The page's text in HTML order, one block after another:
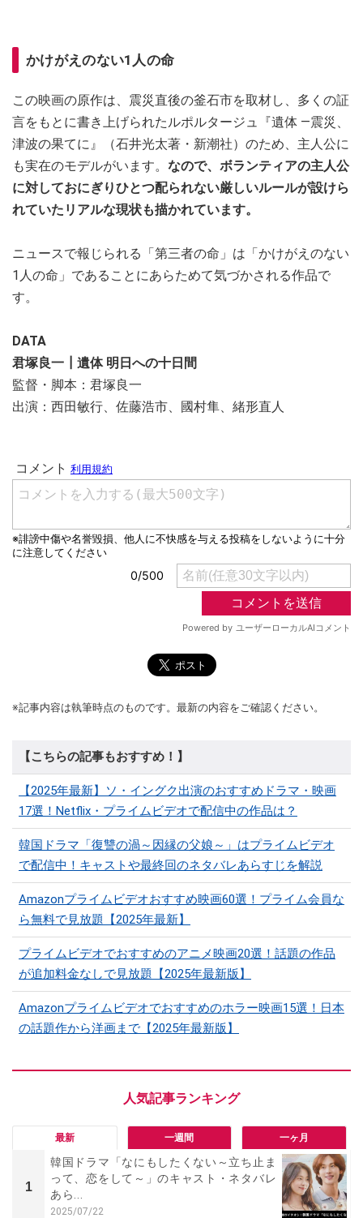
かけがえのない1人の命
この映画の原作は、震災直後の釜石市を取材し、多くの証
言をもとに書き上げられたルポルタージュ『遺体 ―震災、
津波の果てに』（石井光太著・新潮社）のため、主人公に
も実在のモデルがいます。 なので、ボランティアの主人公
に対しておにぎりひとつ配られない厳しいルールが設けら
れていたリアルな現状も描かれています。
ニュースで報じられる「第三者の命」は「かけがえのない
1人の命」であることにあらためて気づかされる作品で
す。
DATA
君塚良一┃遺体 明日への十日間
監督・脚本：君塚良一
出演：西田敏行、佐藤浩市、國村隼、緒形直人
※記事内容は執筆時点のものです。最新の内容をご確認ください。
【こちらの記事もおすすめ！】
【2025年最新】ソ・イングク出演のおすすめドラマ・映画
17選！Netflix・プライムビデオで配信中の作品は？
韓国ドラマ「復讐の渦～因縁の父娘～」はプライムビデオ
で配信中！キャストや最終回のネタバレあらすじを解説
Amazonプライムビデオおすすめ映画60選！プライム会員な
ら無料で見放題【2025年最新】
プライムビデオでおすすめのアニメ映画20選！話題の作品
が追加料金なしで見放題【2025年最新版】
Amazonプライムビデオでおすすめのホラー映画15選！日本
の話題作から洋画まで【2025年最新版】
最新 一週間 一ヶ月
1
韓国ドラマ「なにもしたくない～立ち止ま
って、恋をして～」のキャスト・ネタバレ
あら...
2025/07/22